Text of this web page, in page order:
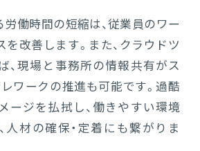
働時間の短縮は、従業員のワー
改善します。また、クラウドツ
、現場と事務所の情報共有がス
ワークの推進も可能です。過酷
ージを払拭し、働きやすい環境
人材の確保・定着にも繋がりま